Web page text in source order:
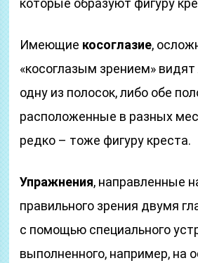
которые образуют фигуру
Имеющие косоглазие,
«косоглазым зрением» видят
одну из полосок, либо обе
расположенные в разных
редко – тоже фигуру креста.
Упражнения, направленные
правильного зрения двумя
с помощью специального
выполненного, например, на